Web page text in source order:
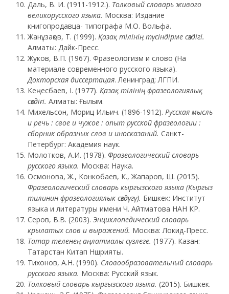
Даль, В. И. (1911-1912.). Толковый словарь живого
великорусского языка. Москва: Издание
книгопродавца- типографа М.О. Вольфа.
Жанұзақов, Т. (1999). Қазақ тілінің түсіндірме сөздігі.
Алматы: Дайк-Пресс.
Жуков, В.П. (1967). Фразеологизм и слово (На
материале современного русского языка).
Докторская диссертацая. Ленинград: ЛГПИ.
Кеңесбаев, І. (1977). Қазақ тілінің фразеологиялық
сөздіғі. Алматы: Ғылым.
Михельсон, Мориц Ильич. (1896-1912). Русская мысль
и речь : свое и чужое : опыт русской фразеологии :
сборник образных слов и иносказаний. Санкт-
Петербург: Академия наук.
Молотков, А.И. (1978). Фразеологический словарь
русского языка. Москва: Наука.
Осмонова, Ж., Конкобаев, К., Жапаров, Ш. (2015).
Фразеологический словарь кыргызского языка (Кыргыз
тилинин фразеологиялык сөздүгү). Бишкек: Институт
языка и литературы имени Ч. Айтматова НАН КР.
Серов, В.В. (2003). Энциклопедический словарь
крылатых слов и выражений. Москва: Локид-Пресс.
Татар теленең аңлатмалы сүзлеге. (1977). Казан:
Татарстан Китап Ншрияты.
Тихонов, А.Н. (1990). Словообразовательный словарь
русского языка. Москва: Русский язык.
Толковый словарь кыргызского языка. (2015). Бишкек.